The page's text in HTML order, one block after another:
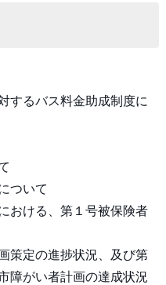
るバス料金助成制度に
ついて
おける、第１号被保険者
策定の進捗状況、及び第
障がい者計画の達成状況